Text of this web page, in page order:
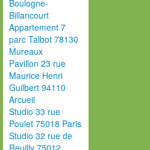
Boulogne-
Billancourt
Appartement 7
parc Talbot 78130
Mureaux
Pavillon 23 rue
Maurice Henri
Guilbert 94110
Arcueil
Studio 33 rue
Poulet 75018 Paris
Studio 32 rue de
Reuilly 75012